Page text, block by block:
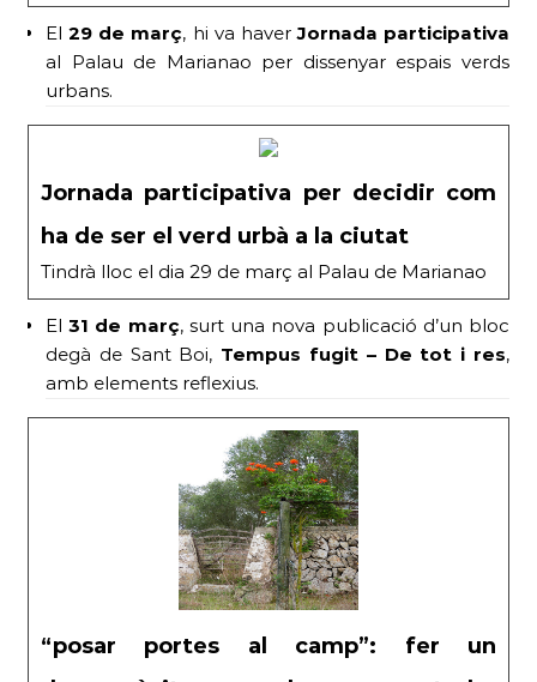
El29 de març, hi va haverJornada participativa
al Palau de Marianao per dissenyar espais verds
urbans.
Jornada participativa per decidir com
ha de ser el verd urbà a la ciutat
Tindrà lloc el dia 29 de març al Palau de Marianao
El31 de març, surt una nova publicació d’un bloc
degà de Sant Boi, Tempus fugit – De tot i res,
amb elements reflexius.
“posar portes al camp”: fer un